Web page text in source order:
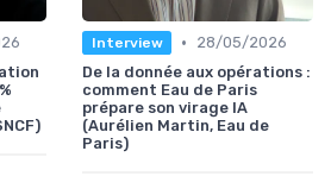
Interview •
28/05/2026
De la donnée aux opérations :
comment Eau de Paris
prépare son virage IA
(Aurélien Martin, Eau de
Paris)